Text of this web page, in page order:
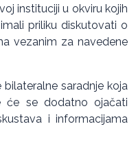
instituciji u okviru kojih
priliku diskutovati o
vezanim za navedene
saradnje koja
će se dodatno ojačati
i informacijama